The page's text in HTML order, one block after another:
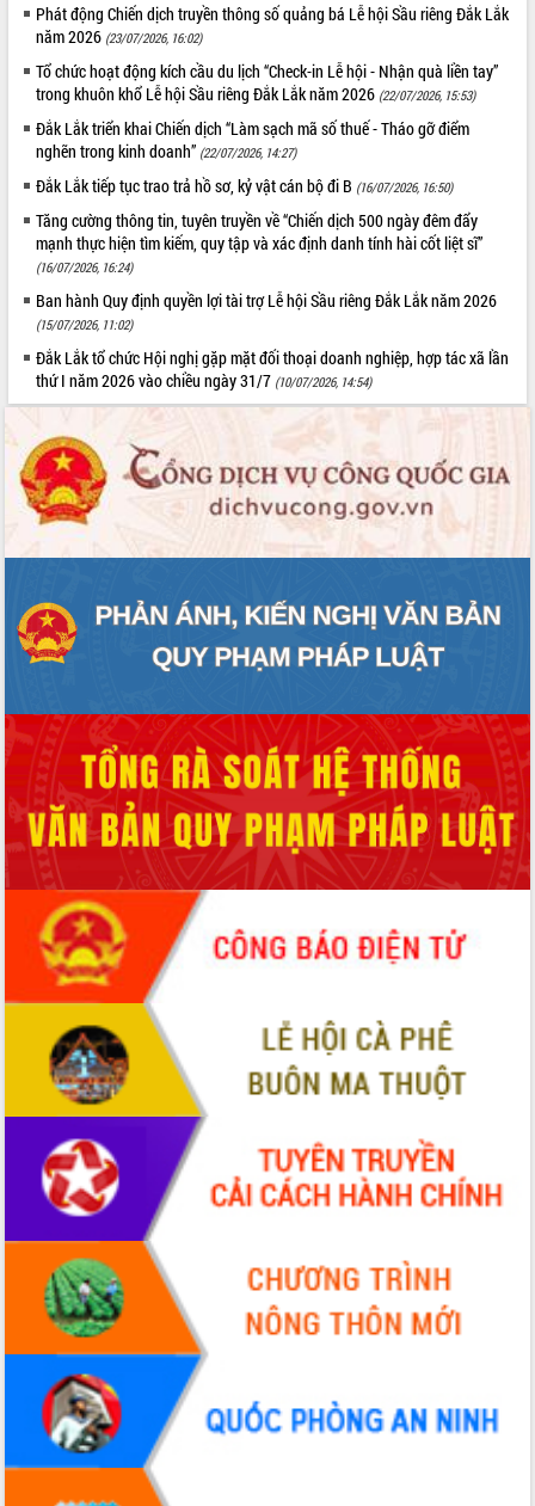
Phát động Chiến dịch truyền thông số quảng bá Lễ hội Sầu riêng Đắk Lắk
năm 2026 (23/07/2026, 16:02)
Tổ chức hoạt động kích cầu du lịch “Check-in Lễ hội - Nhận quà liền tay”
trong khuôn khổ Lễ hội Sầu riêng Đắk Lắk năm 2026 (22/07/2026, 15:53)
Đắk Lắk triển khai Chiến dịch “Làm sạch mã số thuế - Tháo gỡ điểm
nghẽn trong kinh doanh” (22/07/2026, 14:27)
Đắk Lắk tiếp tục trao trả hồ sơ, kỷ vật cán bộ đi B (16/07/2026, 16:50)
Tăng cường thông tin, tuyên truyền về “Chiến dịch 500 ngày đêm đẩy
mạnh thực hiện tìm kiếm, quy tập và xác định danh tính hài cốt liệt sĩ”
(16/07/2026, 16:24)
Ban hành Quy định quyền lợi tài trợ Lễ hội Sầu riêng Đắk Lắk năm 2026
(15/07/2026, 11:02)
Đắk Lắk tổ chức Hội nghị gặp mặt đối thoại doanh nghiệp, hợp tác xã lần
thứ I năm 2026 vào chiều ngày 31/7 (10/07/2026, 14:54)